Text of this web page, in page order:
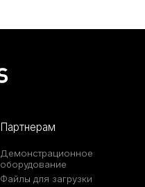
Партнерам
Демонстрационное
оборудование
Файлы для загрузки